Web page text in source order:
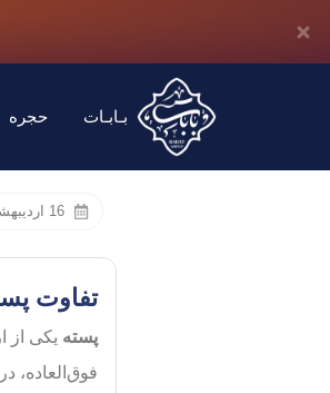
بـابـات حجره
16 اردیبهشت 1404
تفاوت
پسته یکی از
فوق‌العاده،